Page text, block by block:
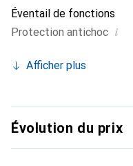
Éventail de fonctions
Protection antichoc i
Afficher plus
Évolution du prix